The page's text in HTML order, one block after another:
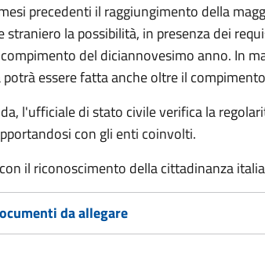
precedenti il raggiungimento della
la possibilità, in presenza dei
del diciannovesimo anno. In
essere fatta anche oltre il
l'ufficiale di stato civile verifica la
con gli enti coinvolti.
il riconoscimento della cittadinanza
da allegare